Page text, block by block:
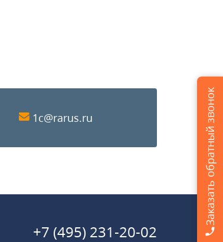
1c@rarus.ru
+7 (495) 231-20-02
Заказать обратный звонок